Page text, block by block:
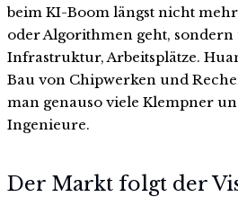
beim KI-Boom längst nicht
oder Algorithmen geht, sondern
Infrastruktur, Arbeitsplätze.
Bau von Chipwerken und
man genauso viele Klempner
Ingenieure.
Der Markt folgt der